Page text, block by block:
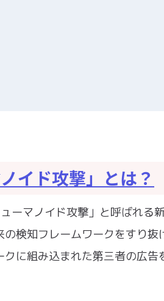
イド攻撃」とは？
ーマノイド攻撃」と呼ばれる
検知フレームワークをすり抜
に組み込まれた第三者の広告